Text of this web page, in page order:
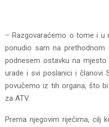
– Razgovaraćemo o tome i u
ponudio sam na prethodnom
podnesem ostavku na
urade i svi poslanici i članovi
povučemo iz tih organa, što
za ATV.
Prema njegovim riječima, cilj